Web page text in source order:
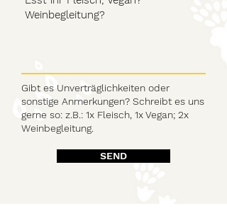
Gibt es Unverträglichkeiten oder
sonstige Anmerkungen? Schreibt es uns
gerne so: z.B.: 1x Fleisch, 1x Vegan; 2x
Weinbegleitung.
SEND